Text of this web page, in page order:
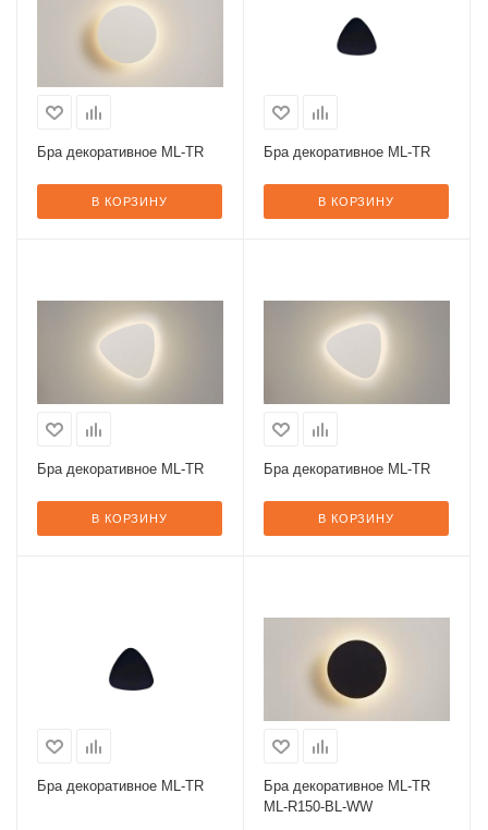
Бра декоративное ML-TR
В КОРЗИНУ
Бра декоративное ML-TR
В КОРЗИНУ
Бра декоративное ML-TR
В КОРЗИНУ
Бра декоративное ML-TR
В КОРЗИНУ
Бра декоративное ML-TR
Бра декоративное ML-TR
ML-R150-BL-WW